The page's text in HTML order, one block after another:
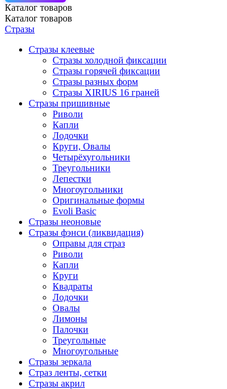
Каталог товаров
Каталог товаров
Стразы
Стразы клеевые
Стразы холодной фиксации
Стразы горячей фиксации
Стразы разных форм
Стразы XIRIUS 16 граней
Стразы пришивные
Риволи
Капли
Лодочки
Круги, Овалы
Четырёхугольники
Треугольники
Лепестки
Многоугольники
Оригинальные формы
Evoli Basic
Стразы неоновые
Стразы фэнси (ликвидация)
Оправы для страз
Риволи
Капли
Круги
Квадраты
Лодочки
Овалы
Лимоны
Палочки
Треугольные
Многоугольные
Стразы зеркала
Страз ленты, сетки
Стразы акрил